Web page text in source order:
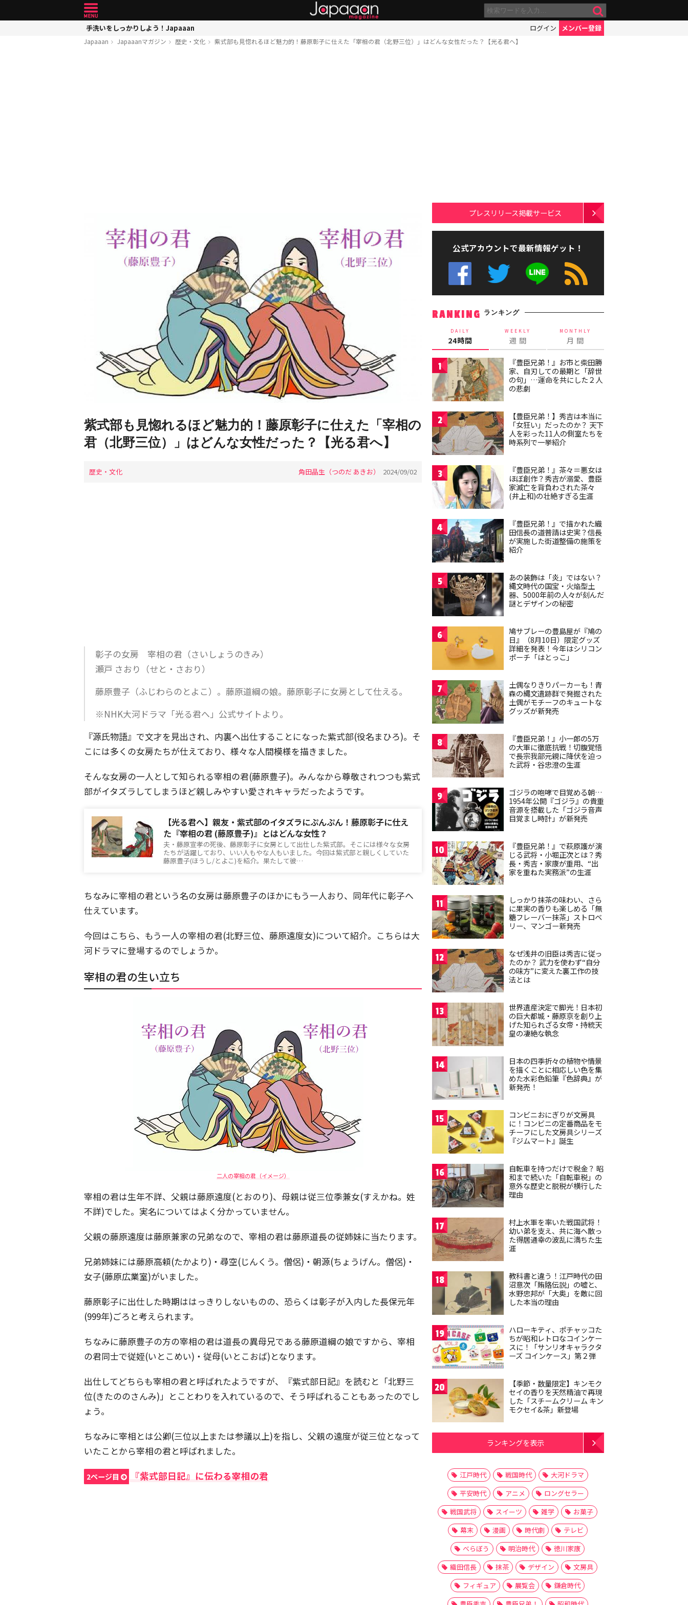
手洗いをしっかりしよう！Japaaan ログイン メンバー登録
Japaaan Japaaanマガジン 歴史・文化 紫式部も見惚れるほど魅力的！藤原彰子に仕えた「宰相の君（北野三位）」はどんな女性だった？【光る君へ】
紫式部も見惚れるほど魅力的！藤原彰子に仕えた「宰相の
君（北野三位）」はどんな女性だった？【光る君へ】
歴史・文化 角田晶生（つのだ あきお） 2024/09/02
彰子の女房 宰相の君（さいしょうのきみ）
瀬戸 さおり（せと・さおり）
藤原豊子（ふじわらのとよこ）。藤原道綱の娘。藤原彰子に女房として仕える。
※NHK大河ドラマ「光る君へ」公式サイトより。
『源氏物語』で文才を見出され、内裏へ出仕することになった紫式部(役名まひろ)。そ
こには多くの女房たちが仕えており、様々な人間模様を描きました。
そんな女房の一人として知られる宰相の君(藤原豊子)。みんなから尊敬されつつも紫式
部がイタズラしてしまうほど親しみやすい愛されキャラだったようです。
【光る君へ】親友・紫式部のイタズラにぷんぷん！藤原彰子に仕え
た『宰相の君 (藤原豊子)』とはどんな女性？
夫・藤原宣孝の死後、藤原彰子に女房として出仕した紫式部。そこには様々な女房
たちが活躍しており、いい人もやな人もいました。今回は紫式部と親しくしていた
藤原豊子(ほうし/とよこ)を紹介。果たして彼…
ちなみに宰相の君という名の女房は藤原豊子のほかにもう一人おり、同年代に彰子へ
仕えています。
今回はこちら、もう一人の宰相の君(北野三位、藤原遠度女)について紹介。こちらは大
河ドラマに登場するのでしょうか。
宰相の君の生い立ち
二人の宰相の君（イメージ）
宰相の君は生年不詳、父親は藤原遠度(とおのり)、母親は従三位季兼女(すえかね。姓
不詳)でした。実名についてはよく分かっていません。
父親の藤原遠度は藤原兼家の兄弟なので、宰相の君は藤原道長の従姉妹に当たります。
兄弟姉妹には藤原高頼(たかより)・尋空(じんくう。僧侶)・朝源(ちょうげん。僧侶)・
女子(藤原広業室)がいました。
藤原彰子に出仕した時期ははっきりしないものの、恐らくは彰子が入内した長保元年
(999年)ごろと考えられます。
ちなみに藤原豊子の方の宰相の君は道長の異母兄である藤原道綱の娘ですから、宰相
の君同士で従姪(いとこめい)・従母(いとこおば)となります。
出仕してどちらも宰相の君と呼ばれたようですが、『紫式部日記』を読むと「北野三
位(きたののさんみ)」とことわりを入れているので、そう呼ばれることもあったのでし
ょう。
ちなみに宰相とは公卿(三位以上または参議以上)を指し、父親の遠度が従三位となって
いたことから宰相の君と呼ばれました。
2ページ目 『紫式部日記』に伝わる宰相の君
プレスリリース掲載サービス
公式アカウントで最新情報ゲット！
RANKING ランキング
DAILY
24時間
WEEKLY
週 間
MONTHLY
月 間
1
『豊臣兄弟！』お市と柴田勝
家、自刃しての最期と「辞世
の句」…運命を共にした２人
の悲劇
2
【豊臣兄弟！】秀吉は本当に
「女狂い」だったのか？ 天下
人を彩った11人の側室たちを
時系列で一挙紹介
3
『豊臣兄弟！』茶々＝悪女は
ほぼ創作？秀吉が溺愛、豊臣
家滅亡を背負わされた茶々
(井上和)の壮絶すぎる生涯
4
『豊臣兄弟！』で描かれた織
田信長の道普請は史実？信長
が実施した街道整備の施策を
紹介
5
あの装飾は「炎」ではない？
縄文時代の国宝・火焔型土
器、5000年前の人々が刻んだ
謎とデザインの秘密
6
鳩サブレーの豊島屋が『鳩の
日』（8月10日）限定グッズ
詳細を発表！今年はシリコン
ポーチ「はとっこ」
7
土偶なりきりパーカーも！青
森の縄文遺跡群で発掘された
土偶がモチーフのキュートな
グッズが新発売
8
『豊臣兄弟！』小一郎の5万
の大軍に徹底抗戦！切腹覚悟
で長宗我部元親に降伏を迫っ
た武将・谷忠澄の生涯
9
ゴジラの咆哮で目覚める朝…
1954年公開『ゴジラ』の貴重
音源を搭載した「ゴジラ音声
目覚まし時計」が新発売
10
『豊臣兄弟！』で萩原護が演
じる武将・小堀正次とは？秀
長・秀吉・家康が重用、“出
家を重ねた実務派”の生涯
11
しっかり抹茶の味わい、さら
に果実の香りも楽しめる「無
糖フレーバー抹茶」ストロベ
リー、マンゴー新発売
12
なぜ浅井の旧臣は秀吉に従っ
たのか？ 武力を使わず“自分
の味方”に変えた裏工作の技
法とは
13
世界遺産決定で脚光！日本初
の巨大都城・藤原京を創り上
げた知られざる女帝・持統天
皇の凄絶な執念
14
日本の四季折々の植物や情景
を描くことに相応しい色を集
めた水彩色鉛筆『色辞典』が
新発売！
15
コンビニおにぎりが文房具
に！コンビニの定番商品をモ
チーフにした文房具シリーズ
『ジムマート』誕生
16
自転車を持つだけで税金？ 昭
和まで続いた「自転車税」の
意外な歴史と脱税が横行した
理由
17
村上水軍を率いた戦国武将！
幼い弟を支え、共に海へ散っ
た得居通幸の波乱に満ちた生
涯
18
教科書と違う！江戸時代の田
沼意次「賄賂伝説」の嘘と、
水野忠邦が「大奥」を敵に回
した本当の理由
19
ハローキティ、ポチャッコた
ちが昭和レトロなコインケー
スに！「サンリオキャラクタ
ーズ コインケース」第２弾
20
【季節・数量限定】キンモク
セイの香りを天然精油で再現
した「スチームクリーム キン
モクセイ&茶」新登場
ランキングを表示
江戸時代 戦国時代
大河ドラマ
平安時代
アニメ
ロングセラー
戦国武将
スイーツ 雑学
お菓子
幕末
漫画 時代劇
テレビ
べらぼう
明治時代
徳川家康
織田信長
抹茶 デザイン
文房具
フィギュア
展覧会
鎌倉時代